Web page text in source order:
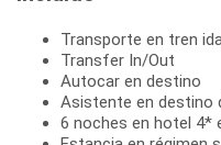
Transporte en tren
Transfer In/Out
Autocar en destino
Asistente en destino
6 noches en hotel 4*